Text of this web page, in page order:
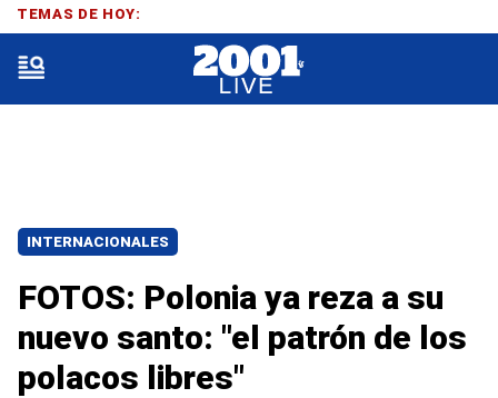
INTERNACIONALES
FOTOS: Polonia ya reza a su
nuevo santo: "el patrón de los
polacos libres"
TEMAS DE HOY: